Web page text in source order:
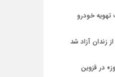
تهویه خودرو
زندان آزاد شد
در قزوین